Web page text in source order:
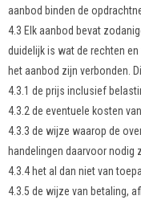
aanbod binden de
4.3 Elk aanbod bevat
duidelijk is wat de rechten
het aanbod zijn verbonden.
4.3.1 de prijs inclusief
4.3.2 de eventuele kosten
4.3.3 de wijze waarop de
handelingen daarvoor nodig
4.3.4 het al dan niet van
4.3.5 de wijze van betaling,